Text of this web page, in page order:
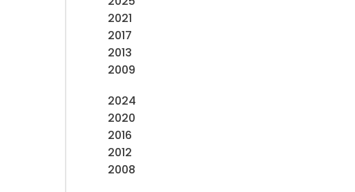
2021
2017
2013
2009
2024
2020
2016
2012
2008